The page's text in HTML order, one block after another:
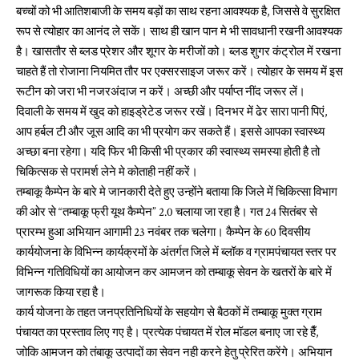
बच्चों को भी आतिशबाजी के समय बड़ों का साथ रहना आवश्यक है, जिससे वे सुरक्षित
रूप से त्योहार का आनंद ले सकें। साथ ही खान पान मे भी सावधानी रखनी आवश्यक
है। खासतौर से ब्लड प्रेशर और शूगर के मरीजों को। ब्लड शुगर कंट्रोल में रखना
चाहते हैं तो रोजाना नियमित तौर पर एक्सरसाइज जरूर करें। त्योहार के समय में इस
रूटीन को जरा भी नजरअंदाज न करें। अच्छी और पर्याप्त नींद जरूर लें।
दिवाली के समय में खुद को हाइड्रेटेड जरूर रखें। दिनभर में ढेर सारा पानी पिएं,
आप हर्बल टी और जूस आदि का भी प्रयोग कर सकते हैं। इससे आपका स्वास्थ्य
अच्छा बना रहेगा। यदि फिर भी किसी भी प्रकार की स्वास्थ्य समस्या होती है तो
चिकित्सक से परामर्श लेने मे कोताही नहीं करें।
तम्बाकू कैम्पेन के बारे मे जानकारी देते हुए उन्होंने बताया कि जिले में चिकित्सा विभाग
की ओर से “तम्बाकू फ्री यूथ कैम्पेन” 2.0 चलाया जा रहा है। गत 24 सितंबर से
प्रारम्भ हुआ अभियान आगामी 23 नवंबर तक चलेगा। कैम्पेन के 60 दिवसीय
कार्ययोजना के विभिन्न कार्यक्रमों के अंतर्गत जिले में ब्लॉक व ग्रामपंचायत स्तर पर
विभिन्न गतिविधियों का आयोजन कर आमजन को तम्बाकू सेवन के खतरों के बारे में
जागरूक किया रहा है।
कार्य योजना के तहत जनप्रतिनिधियों के सहयोग से बैठकों में तम्बाकू मुक्त ग्राम
पंचायत का प्रस्ताव लिए गए है। प्रत्येक पंचायत में रोल मॉडल बनाए जा रहे हैँ,
जोकि आमजन को तंबाकू उत्पादों का सेवन नही करने हेतु प्रेरित करेंगे। अभियान